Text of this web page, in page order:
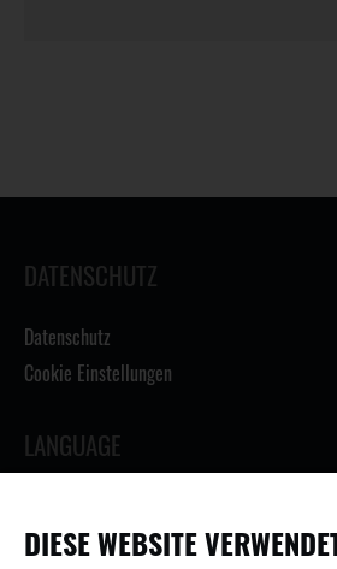
DATENSCHUTZ
Datenschutz
Cookie Einstellungen
LANGUAGE
DIESE WEBSITE